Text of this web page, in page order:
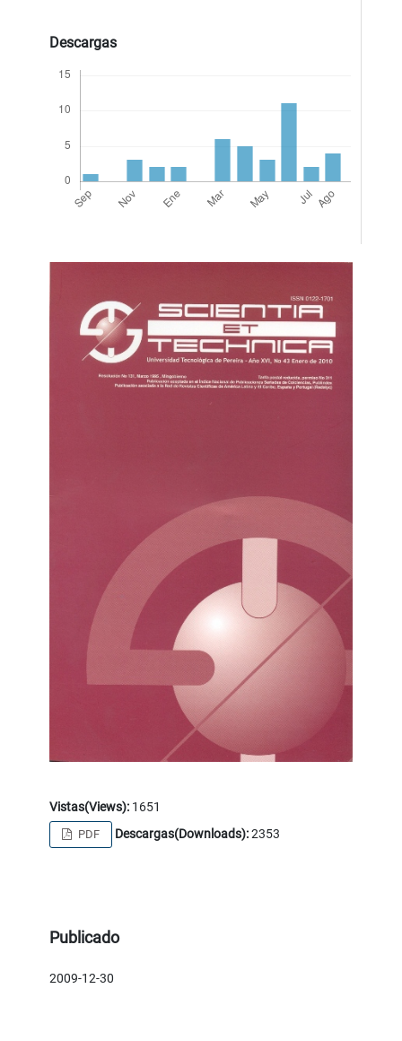
Descargas
Vistas(Views): 1651
PDF Descargas(Downloads):2353
Publicado
2009-12-30